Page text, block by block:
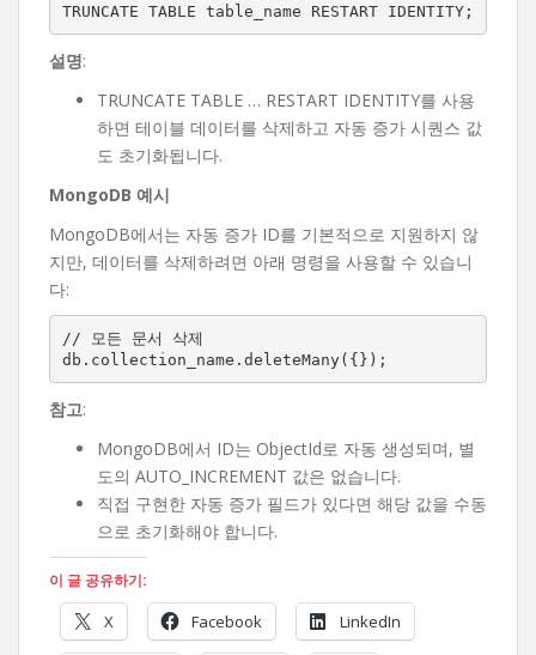
TRUNCATE TABLE table_name RESTART IDENTITY;
설명:
TRUNCATE TABLE … RESTART IDENTITY를 사용
하면 테이블 데이터를 삭제하고 자동 증가 시퀀스 값
도 초기화됩니다.
MongoDB 예시
MongoDB에서는 자동 증가 ID를 기본적으로 지원하지 않
지만, 데이터를 삭제하려면 아래 명령을 사용할 수 있습니
다:
// 모든 문서 삭제
db.collection_name.deleteMany({});
참고:
MongoDB에서 ID는 ObjectId로 자동 생성되며, 별
도의 AUTO_INCREMENT 값은 없습니다.
직접 구현한 자동 증가 필드가 있다면 해당 값을 수동
으로 초기화해야 합니다.
이 글 공유하기:
X Facebook LinkedIn